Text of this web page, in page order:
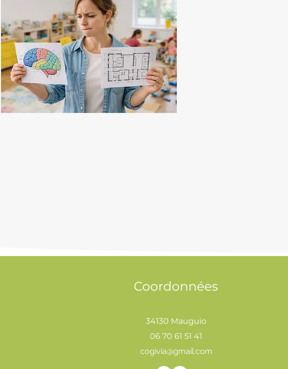
Coordonnées
34130 Mauguio
06 70 61 51 41
cogivia@gmail.com